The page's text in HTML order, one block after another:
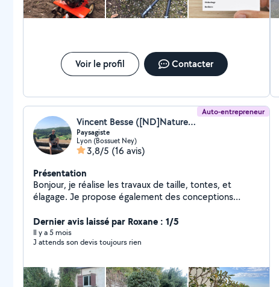
Voir le profil Contacter
Auto-entrepreneur
Vincent Besse ([ND]Nature et Plan)
Paysagiste
Lyon (Bossuet Ney)
3,8/5 (16 avis)
Présentation
Bonjour, je réalise les travaux de taille, tontes, et
élagage. Je propose également des conceptions
Dernier avis laissé par Roxane : 1/5
Il y a 5 mois
J attends son devis toujours rien